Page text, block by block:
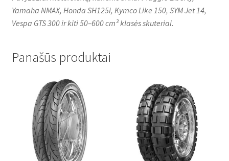
Yamaha NMAX, Honda SH125i, Kymco Like 150, SYM Jet 14,
Vespa GTS 300 ir kiti 50–600 cm³ klasės skuteriai.
Panašūs produktai